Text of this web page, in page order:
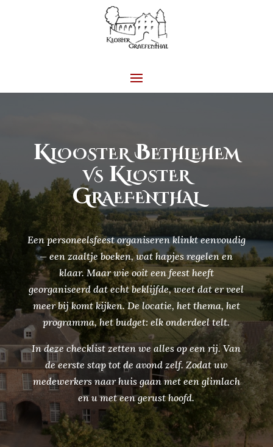
Klooster Bethlehem
vs Kloster
Graefenthal
Een personeelsfeest organiseren klinkt eenvoudig
— een zaaltje boeken, wat hapjes regelen en
klaar. Maar wie ooit een feest heeft
georganiseerd dat echt beklijfde, weet dat er veel
meer bij komt kijken. De locatie, het thema, het
programma, het budget: elk onderdeel telt.
In deze checklist zetten we alles op een rij. Van
de eerste stap tot de avond zelf. Zodat uw
medewerkers naar huis gaan met een glimlach
en u met een gerust hoofd.